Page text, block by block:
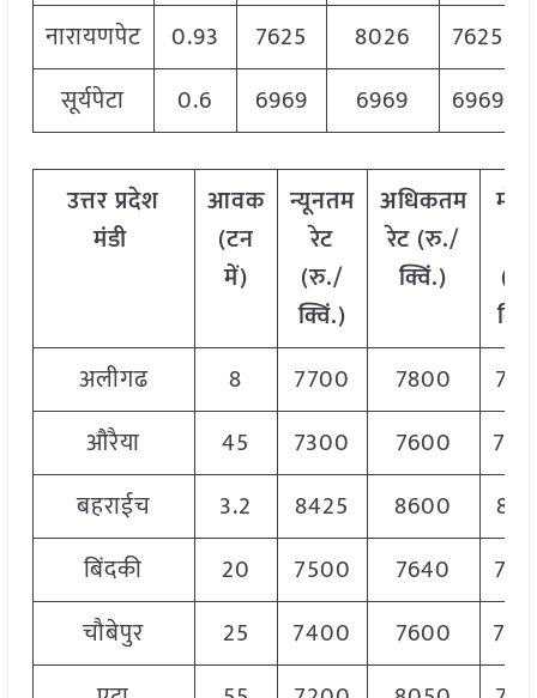
नारायणपेट
0.93 7625 8026
7625
सूर्यपेटा
0.6 6969 6969 6969
उत्तरप्रदेश
मंडी
आवक
(टन
में)
न्यूनतम
रेट
(रु./
क्विं.)
अधिकतम
रेट (रु./
क्विं.)
(
अलीगढ
8 7700 7800
औरैया
45 7300 7600
बहराईच
3.2 8425 8600
बिंदकी
20 7500 7640
चौबेपुर
25 7400 7600